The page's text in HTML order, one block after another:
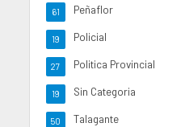
Peñaflor
61
Policial
19
Politica Provincial
27
Sin Categoria
19
Talagante
50